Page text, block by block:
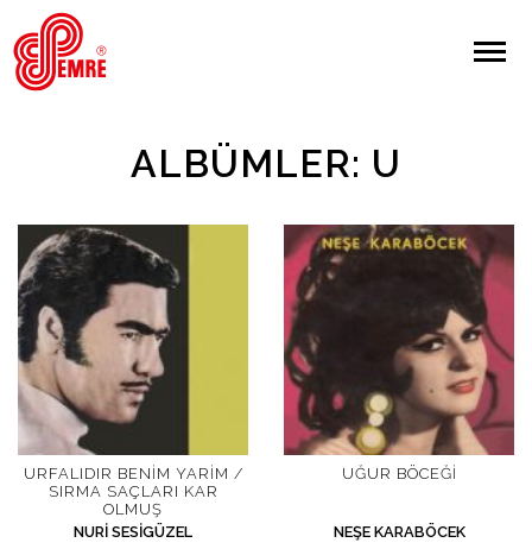
EMRE PLAK
Giriş Yap/Kayıt Ol
Anasayfa
Hakkımızda
Sanatçılar
ALBÜMLER: U
URFALIDIR BENIM YARIM /
SIRMA SAÇLARI KAR
OLMUŞ
NURI SESIGÜZEL
UĞUR BÖCEĞI
NEŞE KARABÖCEK